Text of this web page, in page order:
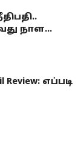
நாள...
Review: எப்படி